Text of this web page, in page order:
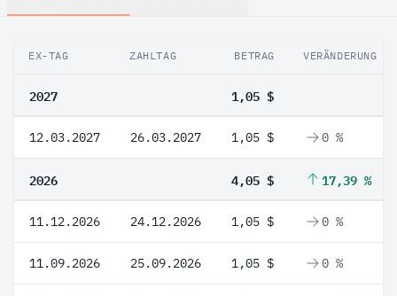
EX-TAG ZAHLTAG BETRAG VERÄNDERUNG
2027 1,05 $
12.03.2027 26.03.2027 1,05 $ 0 %
2026 4,05 $ 17,39 %
11.12.2026 24.12.2026 1,05 $ 0 %
11.09.2026 25.09.2026 1,05 $ 0 %